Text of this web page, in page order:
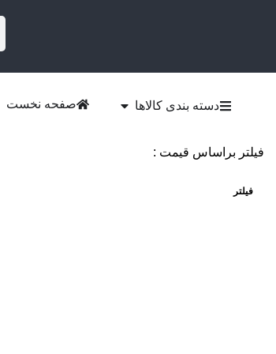
دسته بندی کالاها صفحه نخست
فیلتر براساس قیمت :
فیلتر